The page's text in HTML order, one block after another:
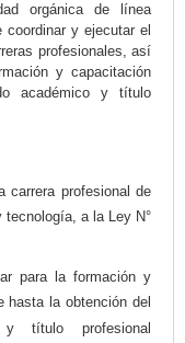
orgánica de línea
coordinar y ejecutar el
profesionales, así
y capacitación
académico y título
carrera profesional de
a la Ley N°
para la formación y
hasta la obtención del
título profesional